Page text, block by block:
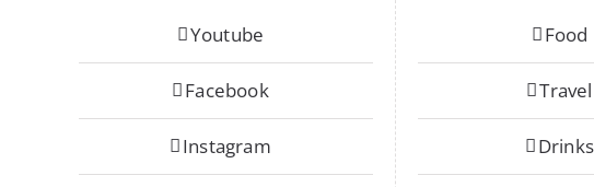
Youtube
Facebook
Instagram
Food
Travel
Drinks